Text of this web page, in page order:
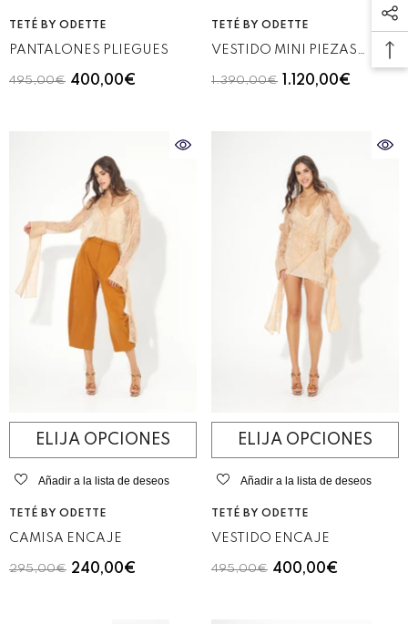
VENDEDOR:
TETÉ BY ODETTE
PANTALONES PLIEGUES
495,00€ 400,00€
VENDEDOR:
TETÉ BY ODETTE
VESTIDO MINI PIEZAS
METÁLICAS
1.390,00€ 1.120,00€
ELIJA OPCIONES
Añadir a la lista de deseos
VENDEDOR:
TETÉ BY ODETTE
CAMISA ENCAJE
295,00€ 240,00€
ELIJA OPCIONES
Añadir a la lista de deseos
VENDEDOR:
TETÉ BY ODETTE
VESTIDO ENCAJE
495,00€ 400,00€